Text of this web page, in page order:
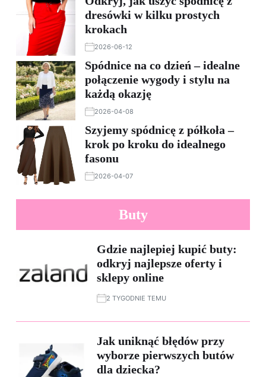
dresówki w kilku prostych
krokach
2026-06-12
Spódnice na co dzień – idealne
połączenie wygody i stylu na
każdą okazję
2026-04-08
Szyjemy spódnicę z półkoła –
krok po kroku do idealnego
fasonu
2026-04-07
Buty
Gdzie najlepiej kupić buty:
odkryj najlepsze oferty i
sklepy online
2 TYGODNIE TEMU
Jak uniknąć błędów przy
wyborze pierwszych butów
dla dziecka?